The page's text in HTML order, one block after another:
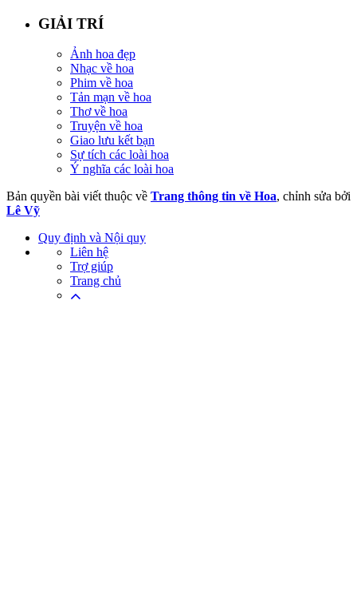
GIẢI TRÍ
Ảnh hoa đẹp
Nhạc về hoa
Phim về hoa
Tản mạn về hoa
Thơ về hoa
Truyện về hoa
Giao lưu kết bạn
Sự tích các loài hoa
Ý nghĩa các loài hoa
Bản quyền bài viết thuộc về Trang thông tin về Hoa, chỉnh sửa bởi
Lê Vỹ
Quy định và Nội quy
Liên hệ
Trợ giúp
Trang chủ